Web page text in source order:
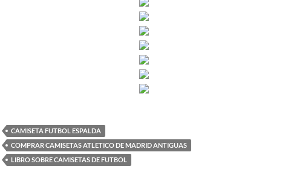
CAMISETA FUTBOL ESPALDA
COMPRAR CAMISETAS ATLETICO DE MADRID ANTIGUAS
LIBRO SOBRE CAMISETAS DE FUTBOL